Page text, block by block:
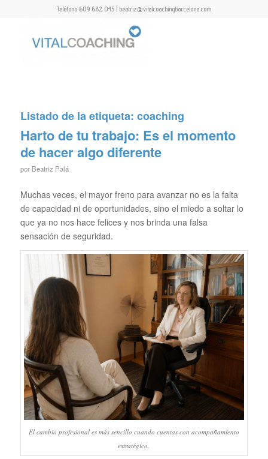
Teléfono 609 682 045 | beatriz@vitalcoachingbarcelona.com
Listado de la etiqueta: coaching
Harto de tu trabajo: Es el momento
de hacer algo diferente
por Beatriz Palá
Muchas veces, el mayor freno para avanzar no es la falta
de capacidad ni de oportunidades, sino el miedo a soltar lo
que ya no nos hace felices y nos brinda una falsa
sensación de seguridad.
El cambio profesional es más sencillo cuando cuentas con acompañamiento
estratégico.